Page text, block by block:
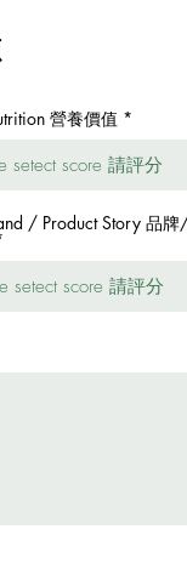
營養價值
/ Product Story 品